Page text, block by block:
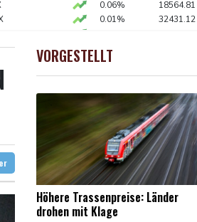
in Leipzig
Benchetrit bekannt
0.06% 18564.81
0.01% 32431.12
50
0.39%
-0.28%
VORGESTELLT
Höhere Trassenpreise: Länder
drohen mit Klage